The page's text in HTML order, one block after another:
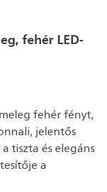
fehér LED-
fehér fényt,
jelentős
tiszta és elegáns
a